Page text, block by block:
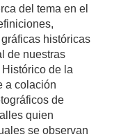
del tema en el
históricas
de nuestras
de la
a colación
de
quien
se observan